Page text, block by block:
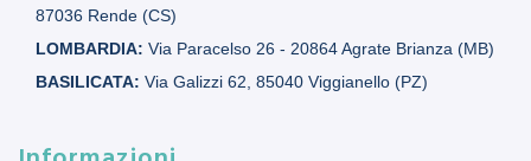
87036 Rende (CS)
LOMBARDIA: Via Paracelso 26 - 20864 Agrate Brianza (MB)
BASILICATA: Via Galizzi 62, 85040 Viggianello (PZ)